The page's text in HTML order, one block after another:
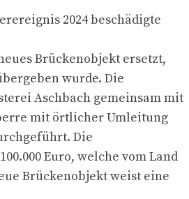
2024 beschädigte
Brückenobjekt ersetzt,
wurde. Die
Aschbach gemeinsam mit
mit örtlicher Umleitung
Die
Euro, welche vom Land
Brückenobjekt weist eine